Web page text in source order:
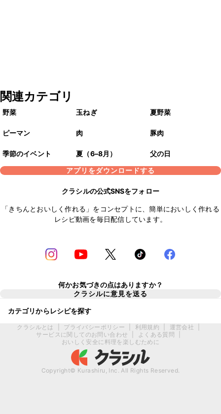
関連カテゴリ
野菜 玉ねぎ 夏野菜
ピーマン 肉 豚肉
季節のイベント 夏（6–8月）
父の日
アプリをダウンロードする
クラシルの公式SNSをフォロー
「きちんとおいしく作れる」をコンセプトに、簡単においしく作れる
レシピ動画を毎日配信しています。
何かお気づきの点はありますか？
クラシルに意見を送る
カテゴリからレシピを探す
クラシルとは プライバシーポリシー 利用規約 運営会社
サービスに関してのお問い合わせ
よくある質問
おいしく安全に料理を楽しむために
Copyright© Kurashiru, Inc. All Rights Reserved.